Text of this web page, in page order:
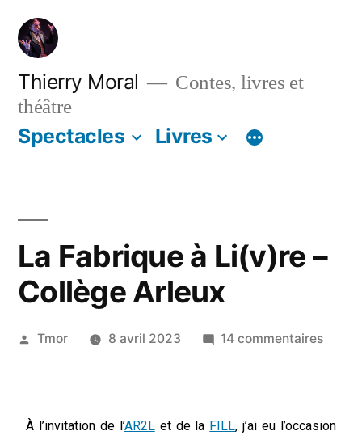
Thierry Moral
Contes, livres et
théâtre
Spectacles Livres
La Fabrique à Li(v)re –
Collège Arleux
Tmor 8 avril 2023 14 commentaires
À l’invitation de l’AR2Let de la FILL, j’ai eu l’occasion